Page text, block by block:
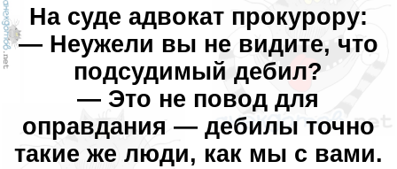
На суде адвокат прокурору:
— Неужели вы не видите, что
подсудимый дебил?
— Это не повод для
оправдания — дебилы точно
такие же люди, как мы с вами.